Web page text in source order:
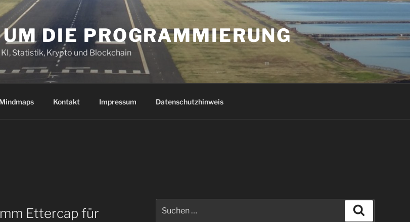
DIE PROGRAMMIERUNG
KI, Statistik, Krypto und Blockchain
Mindmaps Kontakt Impressum Datenschutzhinweis
Ettercap für
nach: